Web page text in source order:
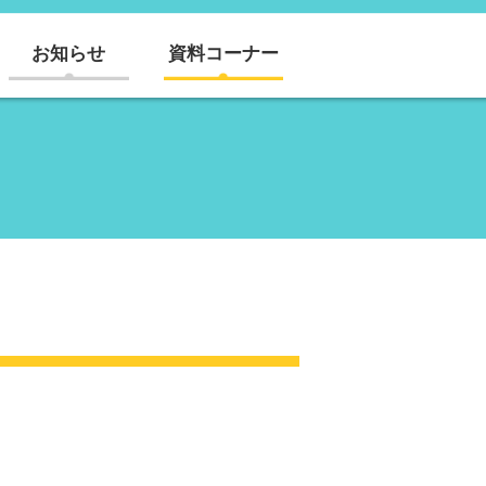
お知らせ 資料コーナー